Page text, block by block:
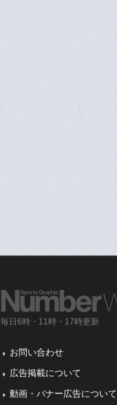
毎日6時・11時・17時更新
お問い合わせ
広告掲載について
動画・バナー広告について